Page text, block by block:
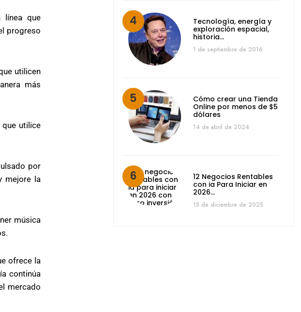
línea que
progreso
utilicen
más
que utilice
por
mejore la
música
ofrece la
continúa
mercado
Tecnología, energía y
exploración espacial,
historia…
1 de septiembre de 2016
Cómo crear una Tienda
Online por menos de $5
dólares
14 de abril de 2024
12 Negocios Rentables
con ia Para Iniciar en
2026…
15 de diciembre de 2025